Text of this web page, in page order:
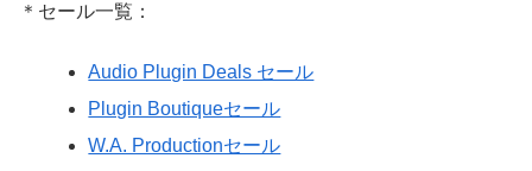
＊セール一覧：
Audio Plugin Deals セール
Plugin Boutiqueセール
W.A. Productionセール